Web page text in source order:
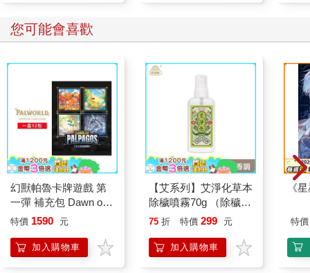
您可能會喜歡
幻獸帕魯卡牌遊戲 第
一彈 補充包 Dawn of
Palpagos（日文版一
特價 1590 元
加入購物車
【艾系列】艾淨化草本
除穢噴霧70g （除穢/
平安/淨化/艾草/芙蓉/
另有多瓶組優惠賣場
75 折 特價 299 元
加入購物車
《
特價